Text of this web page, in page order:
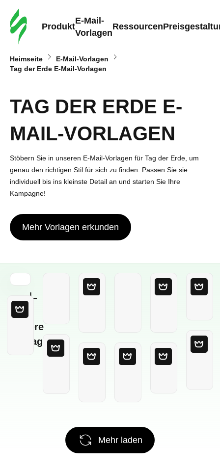
Produkt
E-Mail-
Vorlagen
Ressourcen
Heimseite
E-Mail-Vorlagen
Tag der Erde E-Mail-Vorlagen
TAG DER ERDE E-
MAIL-VORLAGEN
Stöbern Sie in unseren E-Mail-Vorlagen für Tag der Erde, um
genau den richtigen Stil für sich zu finden. Passen Sie sie
individuell bis ins kleinste Detail an und starten Sie Ihre
Kampagne!
Mehr Vorlagen erkunden
Leere
Vorlage
Mehr laden